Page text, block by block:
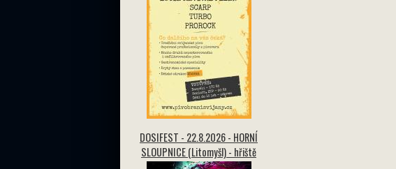
DOSIFEST - 22.8.2026 - HORNÍ
SLOUPNICE (Litomyšl) - hřiště